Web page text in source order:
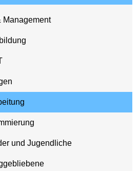
Management
und Jugendliche